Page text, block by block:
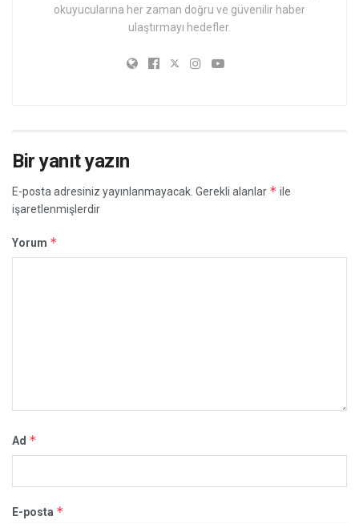
okuyucularına her zaman doğru ve güvenilir haber
ulaştırmayı hedefler.
Bir yanıt yazın
E-posta adresiniz yayınlanmayacak. Gerekli alanlar * ile
işaretlenmişlerdir
Yorum *
Ad *
E-posta *